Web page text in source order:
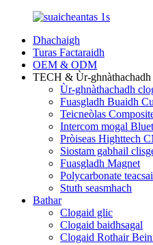
Dhachaigh
Turas Factaraidh
OEM & ODM
TECH & Ùr-ghnàthachadh
Ùr-ghnàthachadh
Fuasgladh Buaidh
Teicneòlas
Intercom mogal
Pròiseas Highttech
Siostam gabhail
Fuasgladh Magnet
Polycarbonate
Stuth seasmhach
Bathar
Clogaid glic
Clogaid baidhsagal
Clogaid Rothair